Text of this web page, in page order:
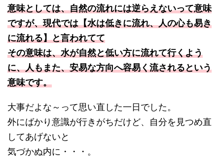
意味としては、自然の流れには逆らえないって意味
ですが、現代では【水は低きに流れ、人の心も易き
に流れる】と言われてて
その意味は、水が自然と低い方に流れて行くよう
に、人もまた、安易な方向へ容易く流されるという
意味です。
大事だよな～って思い直した一日でした。
外にばかり意識が行きがちだけど、自分を見つめ直
してあげないと
気づかぬ内に・・・。